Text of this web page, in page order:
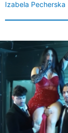
Izabela Pecherska